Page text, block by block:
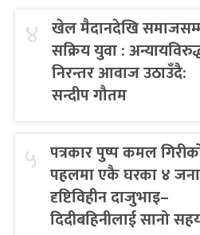
४ खेल मैदानदेखि
सक्रिय युवा :
निरन्तर आवाज उठाउँदै:
सन्दीप गौतम
५ पत्रकार पुष्प कमल
पहलमा एकै घरका ४ जना
दृष्टिविहीन दाजुभाइ–
दिदीबहिनीलाई सानो